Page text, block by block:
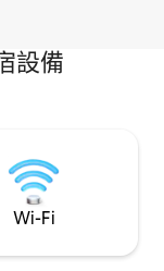
設備
Wi-Fi